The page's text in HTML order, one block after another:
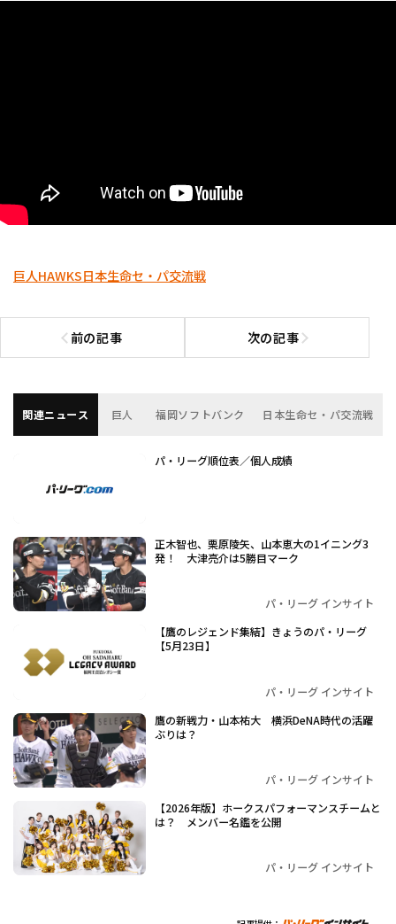
巨人HAWKS日本生命セ・パ交流戦
前の記事
前の記事へ 次の記事次の記事へ
関連ニュース 巨人 福岡ソフトバンク 日本生命セ・パ交流戦
パ・リーグ順位表／個人成績
正木智也、栗原陵矢、山本恵大の1イニング3
発！ 大津亮介は5勝目マーク
パ・リーグ インサイト
【鷹のレジェンド集結】きょうのパ・リーグ
【5月23日】
パ・リーグ インサイト
鷹の新戦力・山本祐大 横浜DeNA時代の活躍
ぶりは？
パ・リーグ インサイト
【2026年版】ホークスパフォーマンスチームと
は？ メンバー名鑑を公開
パ・リーグ インサイト